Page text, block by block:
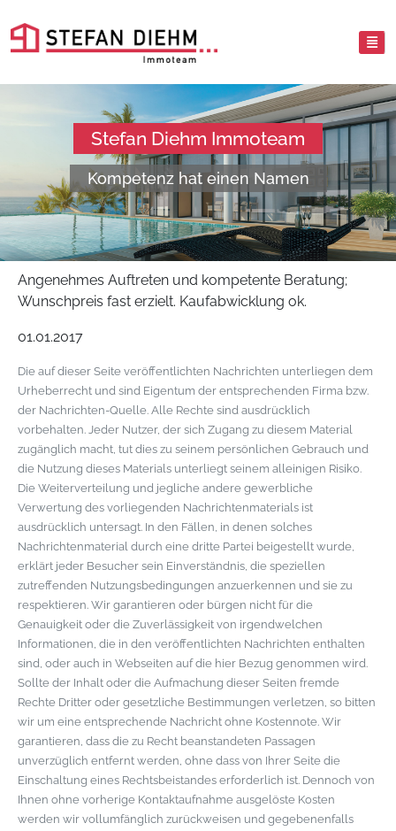
Stefan Diehm Immoteam
Kompetenz hat einen Namen
Angenehmes Auftreten und kompetente Beratung;
Wunschpreis fast erzielt. Kaufabwicklung ok.
01.01.2017
Die auf dieser Seite veröffentlichten Nachrichten unterliegen dem
Urheberrecht und sind Eigentum der entsprechenden Firma bzw.
der Nachrichten-Quelle. Alle Rechte sind ausdrücklich
vorbehalten. Jeder Nutzer, der sich Zugang zu diesem Material
zugänglich macht, tut dies zu seinem persönlichen Gebrauch und
die Nutzung dieses Materials unterliegt seinem alleinigen Risiko.
Die Weiterverteilung und jegliche andere gewerbliche
Verwertung des vorliegenden Nachrichtenmaterials ist
ausdrücklich untersagt. In den Fällen, in denen solches
Nachrichtenmaterial durch eine dritte Partei beigestellt wurde,
erklärt jeder Besucher sein Einverständnis, die speziellen
zutreffenden Nutzungsbedingungen anzuerkennen und sie zu
respektieren. Wir garantieren oder bürgen nicht für die
Genauigkeit oder die Zuverlässigkeit von irgendwelchen
Informationen, die in den veröffentlichten Nachrichten enthalten
sind, oder auch in Webseiten auf die hier Bezug genommen wird.
Sollte der Inhalt oder die Aufmachung dieser Seiten fremde
Rechte Dritter oder gesetzliche Bestimmungen verletzen, so bitten
wir um eine entsprechende Nachricht ohne Kostennote. Wir
garantieren, dass die zu Recht beanstandeten Passagen
unverzüglich entfernt werden, ohne dass von Ihrer Seite die
Einschaltung eines Rechtsbeistandes erforderlich ist. Dennoch von
Ihnen ohne vorherige Kontaktaufnahme ausgelöste Kosten
werden wir vollumfänglich zurückweisen und gegebenenfalls